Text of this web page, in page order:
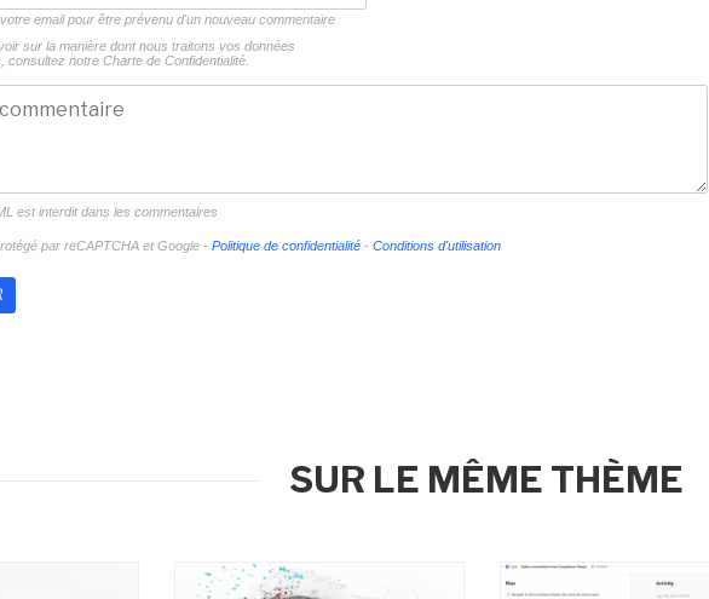
email pour être prévenu d'un nouveau commentaire
sur la manière dont nous traitons vos données
consultez notre Charte de Confidentialité.
est interdit dans les commentaires
par reCAPTCHA et Google - Politique de confidentialité - Conditions d'utilisation
SUR LE MÊME THÈME